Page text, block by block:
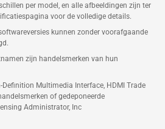
mm dat overal past,
zware AI-
3D-rendering
een apparaat dat in de
hand past.
per model, en alle afbeeldingen zijn ter
voor de volledige details.
kunnen zonder voorafgaande
zijn handelsmerken van hun
Definition Multimedia Interface, HDMI Trade
of gedeponeerde
Administrator, Inc